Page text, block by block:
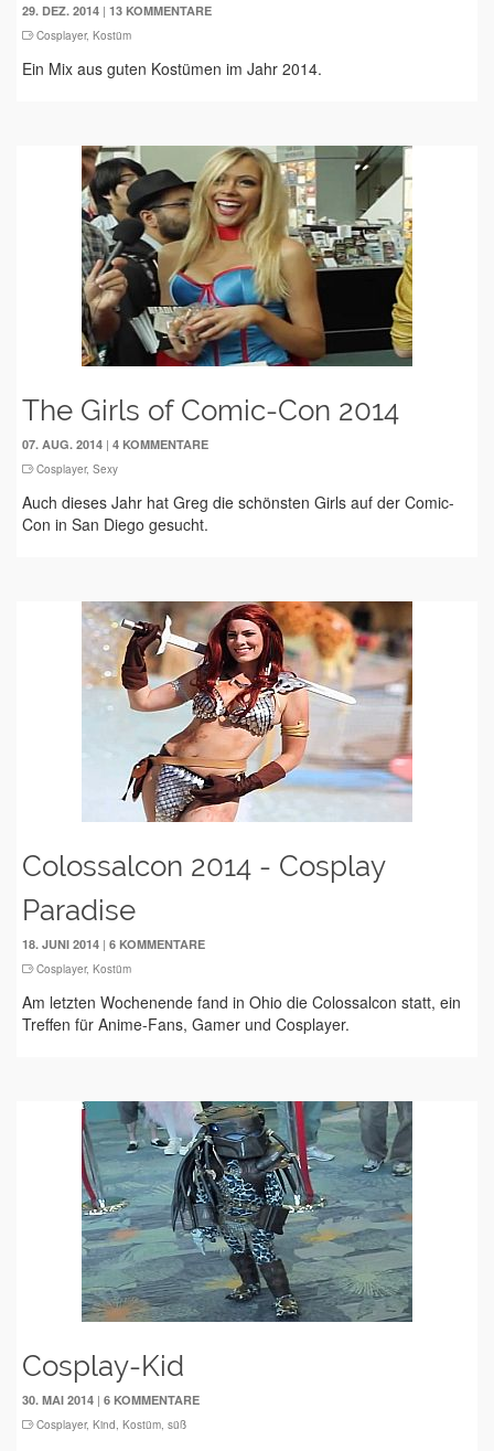
29. DEZ. 2014 | 13 KOMMENTARE
Cosplayer, Kostüm
Ein Mix aus guten Kostümen im Jahr 2014.
The Girls of Comic-Con 2014
07. AUG. 2014 | 4 KOMMENTARE
Cosplayer, Sexy
Auch dieses Jahr hat Greg die schönsten Girls auf der Comic-
Con in San Diego gesucht.
Colossalcon 2014 - Cosplay
Paradise
18. JUNI 2014 | 6 KOMMENTARE
Cosplayer, Kostüm
Am letzten Wochenende fand in Ohio die Colossalcon statt, ein
Treffen für Anime-Fans, Gamer und Cosplayer.
Cosplay-Kid
30. MAI 2014 | 6 KOMMENTARE
Cosplayer, Kind, Kostüm, süß